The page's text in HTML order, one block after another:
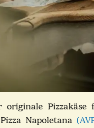
Pizzakäse
Napoletana